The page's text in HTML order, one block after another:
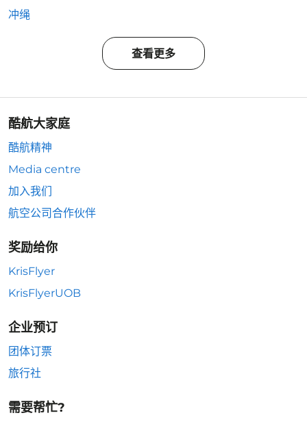
冲绳
查看更多
酷航大家庭
酷航精神
Media centre
加入我们
航空公司合作伙伴
奖励给你
KrisFlyer
KrisFlyerUOB
企业预订
团体订票
旅行社
需要帮忙?